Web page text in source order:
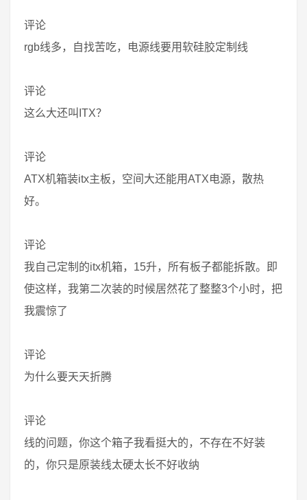
评论
rgb线多，自找苦吃，电源线要用软硅胶定制线
评论
这么大还叫ITX？
评论
ATX机箱装itx主板，空间大还能用ATX电源，散热
好。
评论
我自己定制的itx机箱，15升，所有板子都能拆散。即
使这样，我第二次装的时候居然花了整整3个小时，把
我震惊了
评论
为什么要天天折腾
评论
线的问题，你这个箱子我看挺大的，不存在不好装
的，你只是原装线太硬太长不好收纳